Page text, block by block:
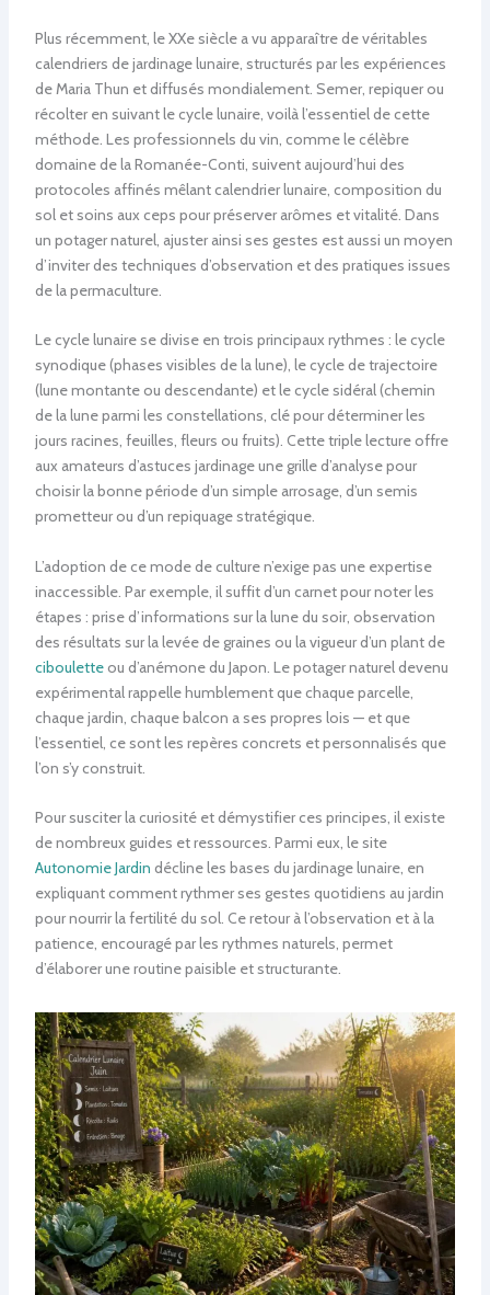
Plus récemment, le XXe siècle a vu apparaître de véritables
calendriers de jardinage lunaire, structurés par les expériences
de Maria Thun et diffusés mondialement. Semer, repiquer ou
récolter en suivant le cycle lunaire, voilà l’essentiel de cette
méthode. Les professionnels du vin, comme le célèbre
domaine de la Romanée-Conti, suivent aujourd’hui des
protocoles affinés mêlant calendrier lunaire, composition du
sol et soins aux ceps pour préserver arômes et vitalité. Dans
un potager naturel, ajuster ainsi ses gestes est aussi un moyen
d’inviter des techniques d’observation et des pratiques issues
de la permaculture.
Le cycle lunaire se divise en trois principaux rythmes : le cycle
synodique (phases visibles de la lune), le cycle de trajectoire
(lune montante ou descendante) et le cycle sidéral (chemin
de la lune parmi les constellations, clé pour déterminer les
jours racines, feuilles, fleurs ou fruits). Cette triple lecture offre
aux amateurs d’astuces jardinage une grille d’analyse pour
choisir la bonne période d’un simple arrosage, d’un semis
prometteur ou d’un repiquage stratégique.
L’adoption de ce mode de culture n’exige pas une expertise
inaccessible. Par exemple, il suffit d’un carnet pour noter les
étapes : prise d’informations sur la lune du soir, observation
des résultats sur la levée de graines ou la vigueur d’un plant de
cibouletteou d’anémone du Japon. Le potager naturel devenu
expérimental rappelle humblement que chaque parcelle,
chaque jardin, chaque balcon a ses propres lois — et que
l’essentiel, ce sont les repères concrets et personnalisés que
l’on s’y construit.
Pour susciter la curiosité et démystifier ces principes, il existe
de nombreux guides et ressources. Parmi eux, le site
Autonomie Jardin décline les bases du jardinage lunaire, en
expliquant comment rythmer ses gestes quotidiens au jardin
pour nourrir la fertilité du sol. Ce retour à l’observation et à la
patience, encouragé par les rythmes naturels, permet
d’élaborer une routine paisible et structurante.